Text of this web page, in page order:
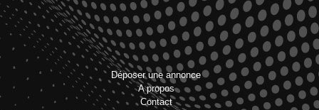
Déposer une annonce
A propos
Contact